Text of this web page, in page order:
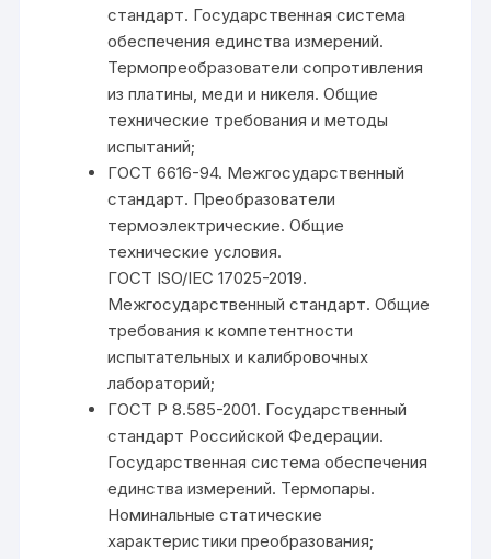
стандарт. Государственная система
обеспечения единства измерений.
Термопреобразователи сопротивления
из платины, меди и никеля. Общие
технические требования и методы
испытаний;
ГОСТ 6616-94. Межгосударственный
стандарт. Преобразователи
термоэлектрические. Общие
технические условия.
ГОСТ ISO/IEC 17025-2019.
Межгосударственный стандарт. Общие
требования к компетентности
испытательных и калибровочных
лабораторий;
ГОСТ Р 8.585-2001. Государственный
стандарт Российской Федерации.
Государственная система обеспечения
единства измерений. Термопары.
Номинальные статические
характеристики преобразования;